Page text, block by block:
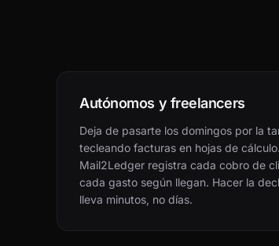
Autónomos y freelancers
Deja de pasarte los domingos por la
tecleando facturas en hojas de cálculo.
Mail2Ledger registra cada cobro de
cada gasto según llegan. Hacer la
lleva minutos, no días.